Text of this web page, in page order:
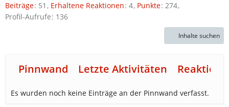
Beiträge 51 Erhaltene Reaktionen 4 Punkte 274
Profil-Aufrufe 136
Inhalte suchen
Pinnwand Letzte Aktivitäten
Es wurden noch keine Einträge an der Pinnwand verfasst.